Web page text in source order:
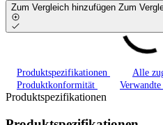
Zum Vergleich hinzufügen Zum
Produktspezifikationen
Alle
Produktkonformität
Verwandte
Produktspezifikationen